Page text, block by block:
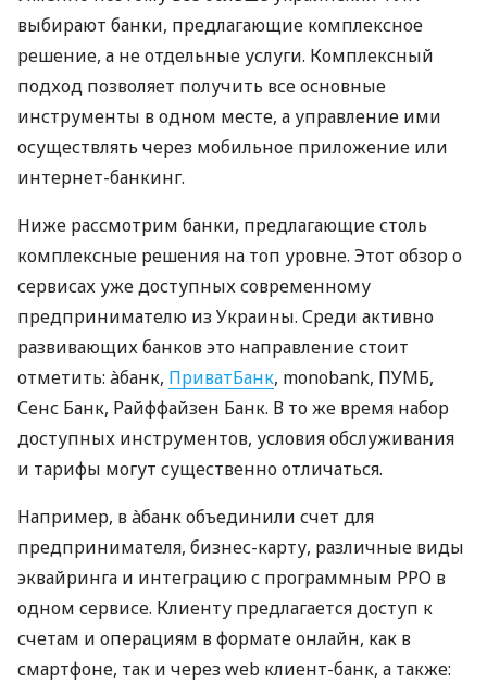
выбирают банки, предлагающие комплексное
решение, а не отдельные услуги. Комплексный
подход позволяет получить все основные
инструменты в одном месте, а управление ими
осуществлять через мобильное приложение или
интернет-банкинг.
Ниже рассмотрим банки, предлагающие столь
комплексные решения на топ уровне. Этот обзор о
сервисах уже доступных современному
предпринимателю из Украины. Среди активно
развивающих банков это направление стоит
отметить: àбанк, ПриватБанк, monobank, ПУМБ,
Сенс Банк, Райффайзен Банк. В то же время набор
доступных инструментов, условия обслуживания
и тарифы могут существенно отличаться.
Например, в àбанк объединили счет для
предпринимателя, бизнес-карту, различные виды
эквайринга и интеграцию с программным РРО в
одном сервисе. Клиенту предлагается доступ к
счетам и операциям в формате онлайн, как в
смартфоне, так и через web клиент-банк, а также: